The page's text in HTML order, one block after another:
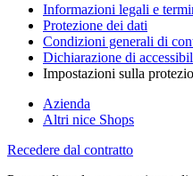
Informazioni legali e
Protezione dei dati
Condizioni generali di
Dichiarazione di
Impostazioni sulla
Azienda
Altri nice Shops
Recedere dal contratto